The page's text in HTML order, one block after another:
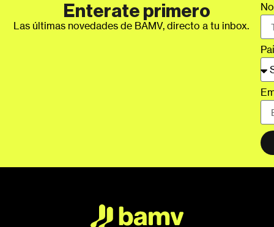
Enterate primero
Las últimas novedades de BAMV, directo a tu inbox.